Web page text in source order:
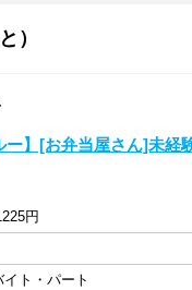
）
ー】[お弁当屋さん]未
円
イト・パート